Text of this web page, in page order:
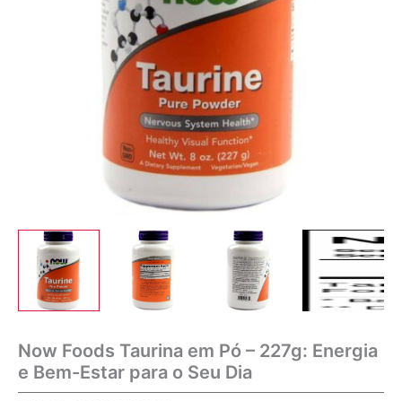
Now Foods Taurina em Pó – 227g: Energia
e Bem-Estar para o Seu Dia